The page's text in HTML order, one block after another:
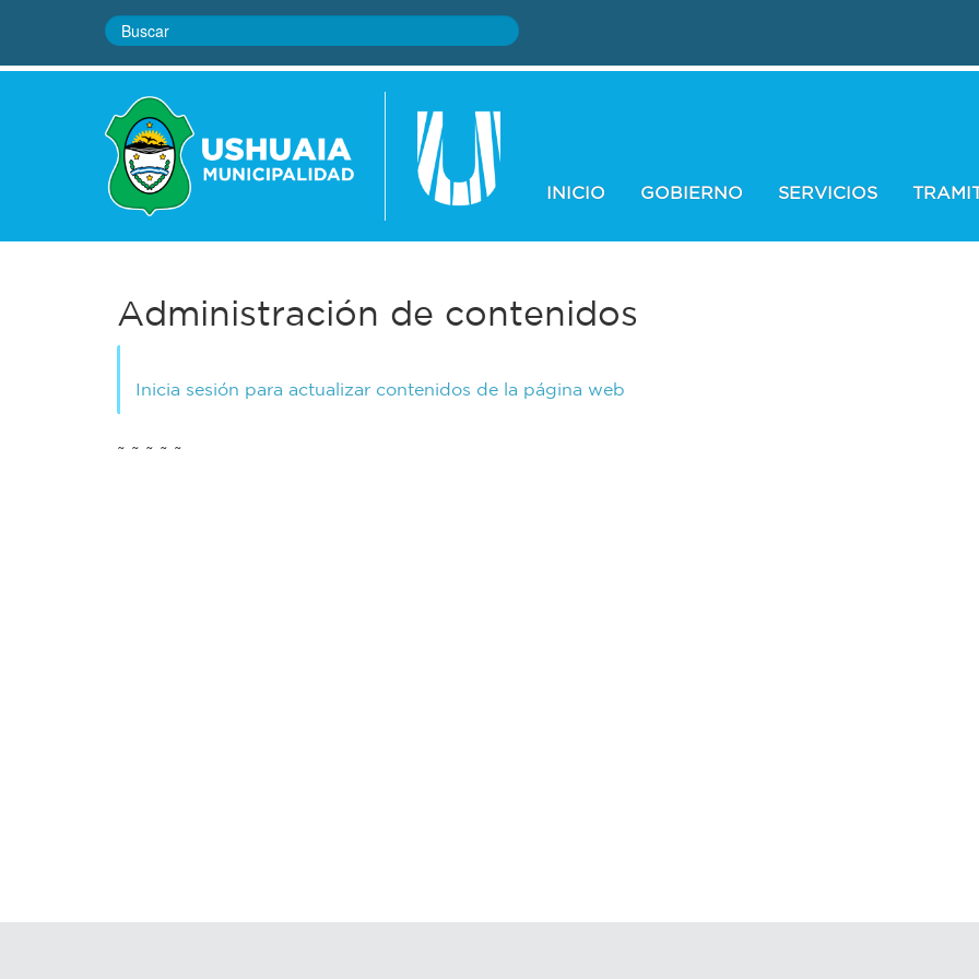
INICIO GOBIERNO SERVICIOS
Administración de contenidos
Inicia sesión para actualizar contenidos de la página web
~ ~ ~ ~ ~